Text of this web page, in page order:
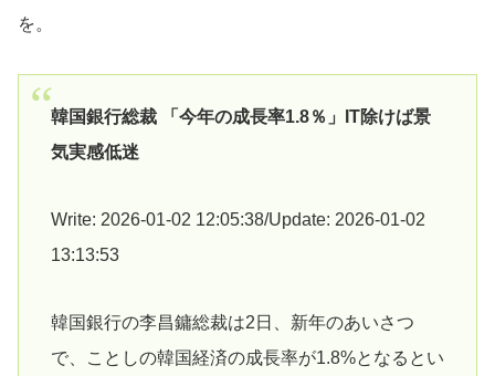
を。
韓国銀行総裁 「今年の成長率1.8％」IT除けば景
気実感低迷
Write: 2026-01-02 12:05:38/Update: 2026-01-02
13:13:53
韓国銀行の李昌鏞総裁は2日、新年のあいさつ
で、ことしの韓国経済の成長率が1.8%となるとい